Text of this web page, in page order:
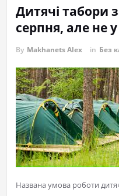
Дитячі табори
серпня, але не
By Makhanets Alex in Без
Названа умова роботи